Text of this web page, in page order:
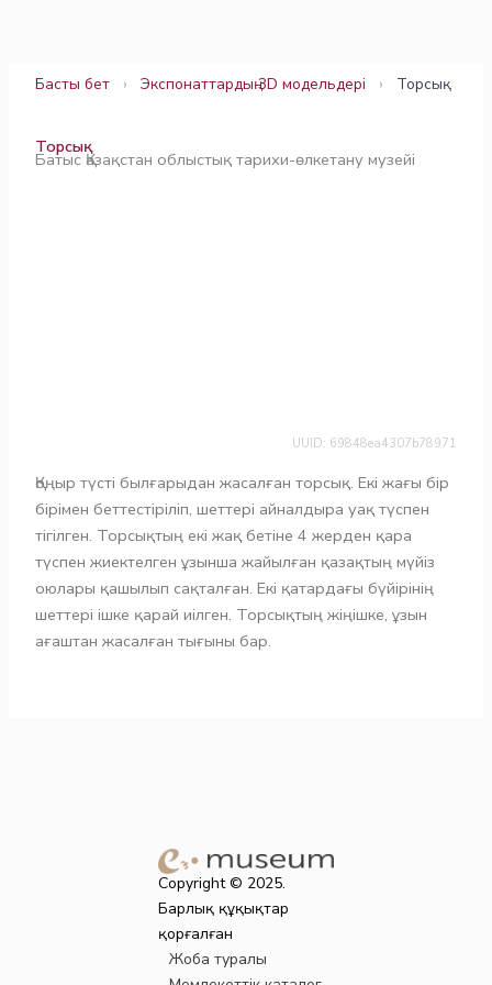
Басты бет › Экспонаттардың 3D модельдері › Торсық
Торсық
Батыс Қазақстан облыстық тарихи-өлкетану музейі
UUID: 69848ea4307b78971
Қоңыр түсті былғарыдан жасалған торсық. Екі жағы бір
бірімен беттестіріліп, шеттері айналдыра уақ түспен
тігілген. Торсықтың екі жақ бетіне 4 жерден қара
түспен жиектелген ұзынша жайылған қазақтың мүйіз
оюлары қашылып сақталған. Екі қатардағы бүйірінің
шеттері ішке қарай иілген. Торсықтың жіңішке, ұзын
ағаштан жасалған тығыны бар.
Copyright © 2025.
Барлық құқықтар
қорғалған
Жоба туралы